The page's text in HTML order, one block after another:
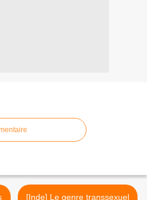
[Inde] Le genre transsexuel